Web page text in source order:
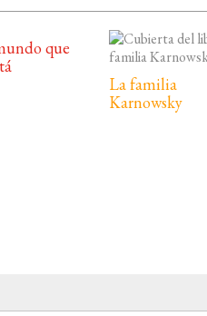
que
La familia
Karnowsky